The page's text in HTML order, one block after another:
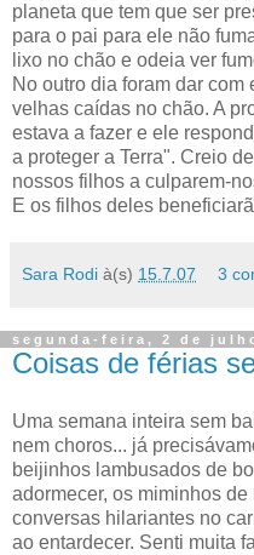
planeta que tem que ser
para o pai para ele não
lixo no chão e odeia ver
No outro dia foram dar
velhas caídas no chão. A
estava a fazer e ele
a proteger a Terra". Creio
nossos filhos a culparem-
E os filhos deles
Sara Rodi à(s) 15.7.07 3
segunda-feira, 2 de
Coisas de férias
Uma semana inteira sem
nem choros... já
beijinhos lambusados de
adormecer, os miminhos
conversas hilariantes no
ao entardecer. Senti muita